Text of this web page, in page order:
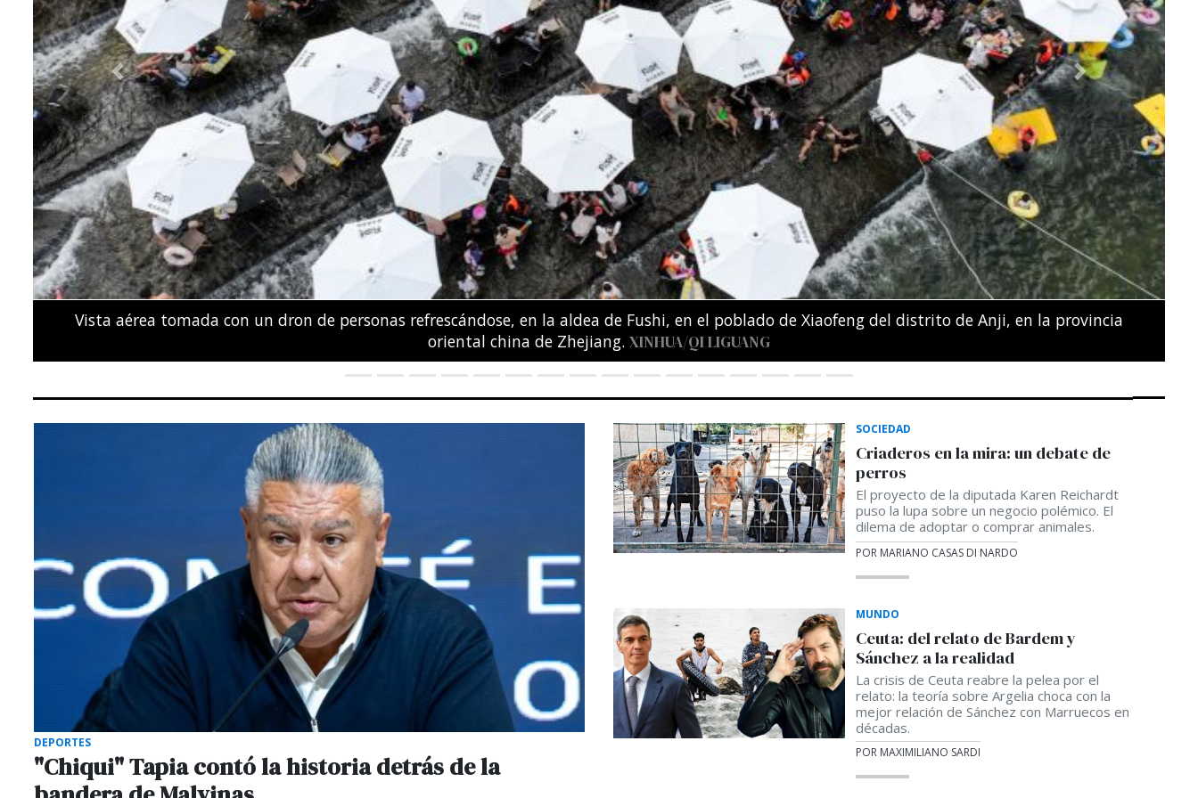
Activistas y familiares de personas presuntamente secuestradas o asesinadas por la policía keniana sostienen sus fotos y pancartas frente al
Parlamento de Kenia durante una protesta contra los secuestros y las ejecuciones extrajudiciales en Nairobi.
Previous Next
DEPORTES
"Chiqui" Tapia contó la historia detrás de la
SOCIEDAD
Criaderos en la mira: un debate de
perros
El proyecto de la diputada Karen Reichardt
puso la lupa sobre un negocio polémico. El
dilema de adoptar o comprar animales.
POR MARIANO CASAS DI NARDO
MUNDO
Ceuta: del relato de Bardem y
Sánchez a la realidad
La crisis de Ceuta reabre la pelea por el
relato: la teoría sobre Argelia choca con la
mejor relación de Sánchez con Marruecos en
décadas.
POR MAXIMILIANO SARDI